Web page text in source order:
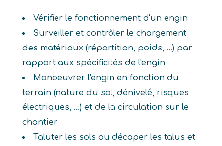
Vérifier le fonctionnement d'un engin
Surveiller et contrôler le chargement
des matériaux (répartition, poids, ...) par
rapport aux spécificités de l'engin
Manoeuvrer l'engin en fonction du
terrain (nature du sol, dénivelé, risques
électriques, ...) et de la circulation sur le
chantier
Taluter les sols ou décaper les talus et